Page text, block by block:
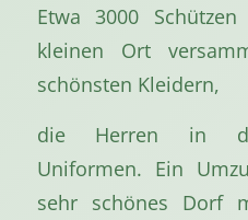
Etwa 3000
kleinen Ort
schönsten Kleidern,
die Herren in
Uniformen. Ein
sehr schönes Dorf